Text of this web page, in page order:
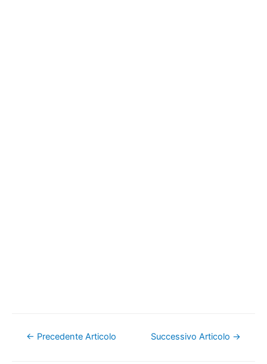
Navigazione
← Precedente Articolo Successivo Articolo →